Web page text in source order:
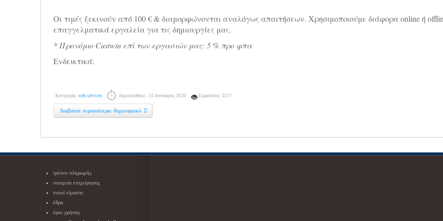
Οι τιμές ξεκινούν από 100 € & διαμορφώνονται αναλόγως απαιτήσεων. Χρησιμοποιούμε διάφορα online ή
επαγγελματικά εργαλεία για τις δημιουργίες μας.
* Προνόμιο Custwin επί των εργασιών μας: 5 % προ φπα
Ενδεικτικά:
Κατηγορία: web services Δημοσιεύθηκε : 15 Ιανουάριος 2020 Εμφανίσεις: 2217
Διαβάστε περισσότερα: δημιουργικό
τρόποι πληρωμής
στοιχεία επιχείρησης
ποιοί είμαστε
έδρα
όροι χρήσης